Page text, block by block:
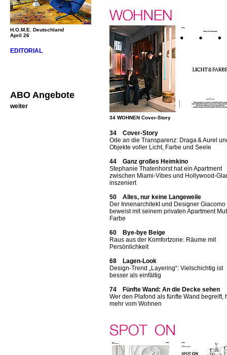
H.O.M.E. Deutschland
April 26
EDITORIAL
ABO Angebote
weiter
34 WOHNEN Cover-Story
34 Cover-Story
Ode an die Transparenz: Draga & Aurel
Objekte voller Licht, Farbe und Seele
44 Ganz großes Heimkino
Stephanie Thatenhorst hat ein Apartment
zwischen Miami-Vibes und Hollywood-
inszeniert
50 Alles, nur keine Langeweile
Der Innenarchitekt und Designer Giacomo
beweist mit seinem privaten Apartment
Farbe
60 Bye-bye Beige
Raus aus der Komfortzone: Räume mit
Persönlichkeit
68 Lagen-Look
Design-Trend „Layering“: Vielschichtig ist
besser als einfältig
74 Fünfte Wand: An die Decke sehen
Wer den Plafond als fünfte Wand begreift,
mehr vom Wohnen